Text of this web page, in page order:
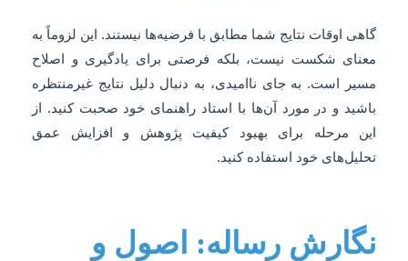
گاهی اوقات نتایج شما مطابق با فرضیه‌ها نیستند. این لزوماً به
معنای شکست نیست، بلکه فرصتی برای یادگیری و اصلاح
مسیر است. به جای ناامیدی، به دنبال دلیل نتایج غیرمنتظره
باشید و در مورد آن‌ها با استاد راهنمای خود صحبت کنید. از
این مرحله برای بهبود کیفیت پژوهش و افزایش عمق
تحلیل‌های خود استفاده کنید.
نگارش رساله: اصول و